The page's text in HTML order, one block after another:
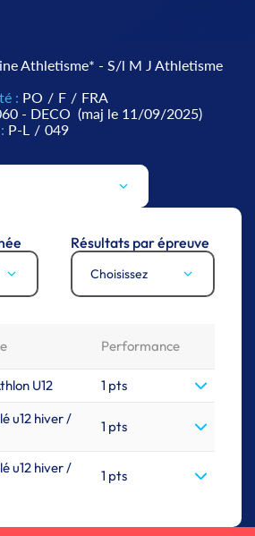
Athletisme* - S/l M J Athletisme
: PO / F / FRA
- DECO (maj le 11/09/2025)
P-L / 049
Résultats par épreuve
Choisissez
Performance
U12 1 pts
u12 hiver /
1 pts
u12 hiver /
1 pts